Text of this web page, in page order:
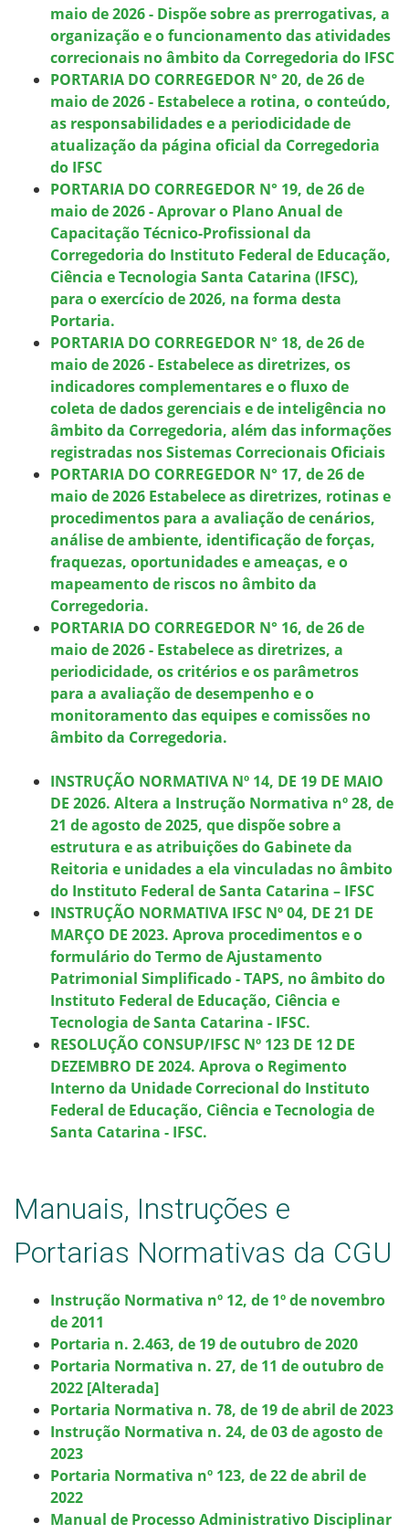
maio de 2026 - Dispõe sobre as prerrogativas, a
organização e o funcionamento das atividades
correcionais no âmbito da Corregedoria do IFSC
PORTARIA DO CORREGEDOR N° 20, de 26 de
maio de 2026 - Estabelece a rotina, o conteúdo,
as responsabilidades e a periodicidade de
atualização da página oficial da Corregedoria
do IFSC
PORTARIA DO CORREGEDOR N° 19, de 26 de
maio de 2026 - Aprovar o Plano Anual de
Capacitação Técnico-Profissional da
Corregedoria do Instituto Federal de Educação,
Ciência e Tecnologia Santa Catarina (IFSC),
para o exercício de 2026, na forma desta
Portaria.
PORTARIA DO CORREGEDOR N° 18, de 26 de
maio de 2026 - Estabelece as diretrizes, os
indicadores complementares e o fluxo de
coleta de dados gerenciais e de inteligência no
âmbito da Corregedoria, além das informações
registradas nos Sistemas Correcionais Oficiais
PORTARIA DO CORREGEDOR N° 17, de 26 de
maio de 2026 Estabelece as diretrizes, rotinas e
procedimentos para a avaliação de cenários,
análise de ambiente, identificação de forças,
fraquezas, oportunidades e ameaças, e o
mapeamento de riscos no âmbito da
Corregedoria.
PORTARIA DO CORREGEDOR N° 16, de 26 de
maio de 2026 - Estabelece as diretrizes, a
periodicidade, os critérios e os parâmetros
para a avaliação de desempenho e o
monitoramento das equipes e comissões no
âmbito da Corregedoria.
INSTRUÇÃO NORMATIVA Nº 14, DE 19 DE MAIO
DE 2026. Altera a Instrução Normativa nº 28, de
21 de agosto de 2025, que dispõe sobre a
estrutura e as atribuições do Gabinete da
Reitoria e unidades a ela vinculadas no âmbito
do Instituto Federal de Santa Catarina – IFSC
INSTRUÇÃO NORMATIVA IFSC Nº 04, DE 21 DE
MARÇO DE 2023. Aprova procedimentos e o
formulário do Termo de Ajustamento
Patrimonial Simplificado - TAPS, no âmbito do
Instituto Federal de Educação, Ciência e
Tecnologia de Santa Catarina - IFSC.
RESOLUÇÃO CONSUP/IFSC Nº 123 DE 12 DE
DEZEMBRO DE 2024. Aprova o Regimento
Interno da Unidade Correcional do Instituto
Federal de Educação, Ciência e Tecnologia de
Santa Catarina - IFSC.
Manuais, Instruções e
Portarias Normativas da CGU
Instrução Normativa nº 12, de 1º de novembro
de 2011
Portaria n. 2.463, de 19 de outubro de 2020
Portaria Normativa n. 27, de 11 de outubro de
2022 [Alterada]
Portaria Normativa n. 78, de 19 de abril de 2023
Instrução Normativa n. 24, de 03 de agosto de
2023
Portaria Normativa nº 123, de 22 de abril de
2022
Manual de Processo Administrativo Disciplinar